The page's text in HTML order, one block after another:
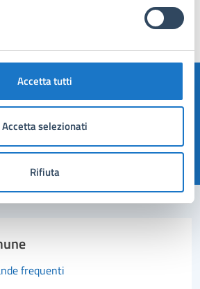
Accetta tutti
Accetta selezionati
Rifiuta
07/11/2024, 16:46
le informazioni su questa
5 stelle su 5
stelle su 5
su 5
frequenti